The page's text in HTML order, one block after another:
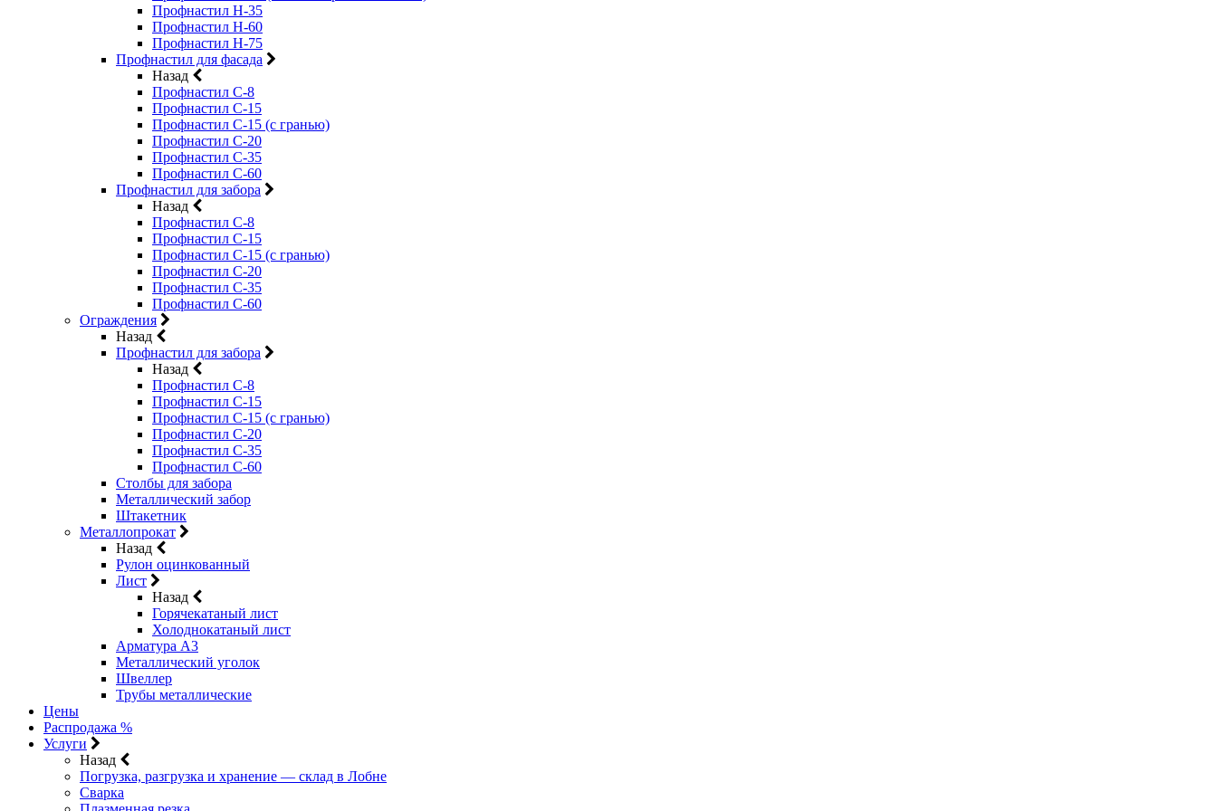
Профнастил Н-35
Профнастил Н-60
Профнастил Н-75
Профнастил для фасада
Назад
Профнастил С-8
Профнастил С-15
Профнастил С-15 (с гранью)
Профнастил С-20
Профнастил С-35
Профнастил С-60
Профнастил для забора
Назад
Профнастил С-8
Профнастил С-15
Профнастил С-15 (с гранью)
Профнастил С-20
Профнастил С-35
Профнастил С-60
Ограждения
Назад
Профнастил для забора
Назад
Профнастил С-8
Профнастил С-15
Профнастил С-15 (с гранью)
Профнастил С-20
Профнастил С-35
Профнастил С-60
Столбы для забора
Металлический забор
Штакетник
Металлопрокат
Назад
Рулон оцинкованный
Лист
Назад
Горячекатаный лист
Холоднокатаный лист
Арматура А3
Металлический уголок
Швеллер
Трубы металлические
Цены
Распродажа %
Услуги
Назад
Погрузка, разгрузка и хранение — склад в Лобне
Сварка